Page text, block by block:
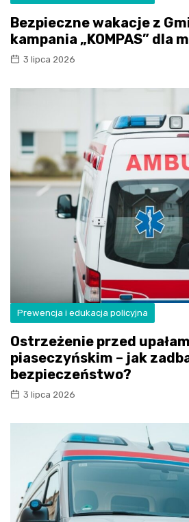
Bezpieczne wakacje z
kampania „KOMPAS” dla
3 lipca 2026
Prewencja i edukacja policyjna
Ostrzeżenie przed
piaseczyńskim – jak
bezpieczeństwo?
3 lipca 2026